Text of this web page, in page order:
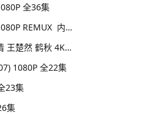
全36集
【原盘】霹雳十杰 (1985) 1080P REMUX 内嵌/外挂简中字幕
这一秒过火 (2026)剧情 爱情 王楚然 鹤秋 4KHDR60FPS 更新26集
1080P 全22集
23集
集